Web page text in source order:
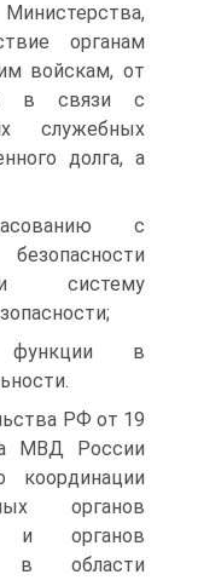
органам
войскам, от
в связи с
служебных
долга, а
с
систему
функции в
РФ от 19
МВД России
координации
органов
и органов
в области